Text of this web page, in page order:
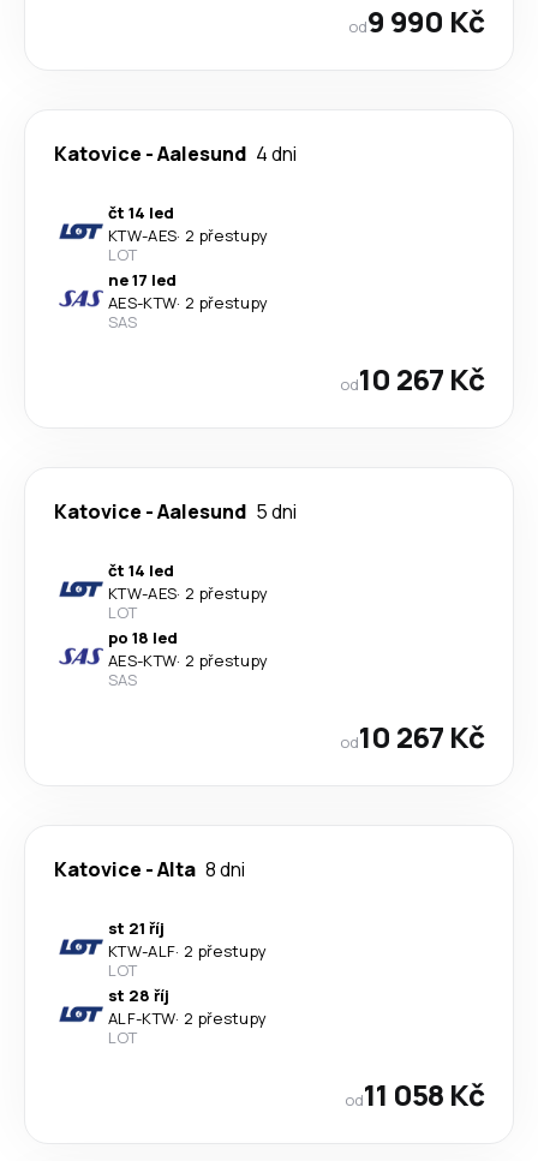
od9 990 Kč
Katovice -Aalesund 4 dni
čt 14 led
KTW-AES· 2 přestupy
LOT
ne 17 led
AES-KTW· 2 přestupy
SAS
od10 267 Kč
Katovice -Aalesund 5 dni
čt 14 led
KTW-AES· 2 přestupy
LOT
po 18 led
AES-KTW· 2 přestupy
SAS
od10 267 Kč
Katovice -Alta 8 dni
st 21 říj
KTW-ALF· 2 přestupy
LOT
st 28 říj
ALF-KTW· 2 přestupy
LOT
od11 058 Kč